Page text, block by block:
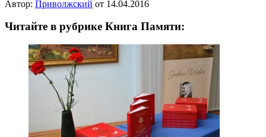
Автор: Приволжский от 14.04.2016
Читайте в рубрике Книга Памяти: